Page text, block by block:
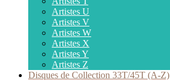
Artistes U
Artistes V
Artistes W
Artistes X
Artistes Y
Artistes Z
Disques de Collection 33T/45T (A-Z)